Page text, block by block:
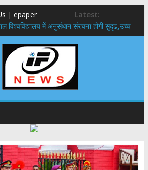
| epaper
Latest:
विश्वविद्यालय में अनुसंधान संरचना होगी सुदृढ,उच्च
केन्द्रीय शिक्षा मंत्री से की मुलाकात
धामी ने उत्कृष्ट बुनकरों और हस्तशिल्प
पशुपालकों को 60% तक सब्सिडी, गंगा एक्सप्रेसवे का
तक निकली BJYM की भव्य कांवड़ यात्रा; तेजस्वी
के कल्याण की कामना
मुख्य सचिव मानसून-एसईओसी से मुख्य सचिव ने
को शीघ्र खोला जाए, लोगों को न हो दिक्कत